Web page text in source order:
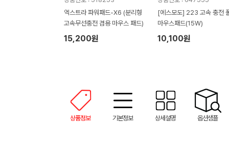
엑스트라 파워패드-X6 (분리형
고속무선충전 겸용 마우스 패드)
15,200원
[에스모도] 223 고속 충전
마우스패드(15W)
10,100원
상품정보 기본정보 상세설명 옵션샘플